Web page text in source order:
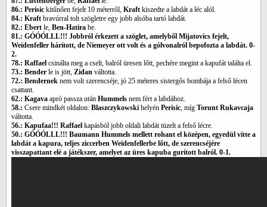
86.: Perisic kitűnően fejelt 10 méterről, Kraft kiszedte a labdát a léc alól.
84.: Kraft bravúrral tolt szögletre egy jobb alsóba tartó labdát.
82.: Ebert le, Ben-Hatira be.
81.: GÓÓÓLLL!!! Jobbról érkezett a szöglet, amelyből Mijatovics fejelt,
Weidenfeller hárított, de Niemeyer ott volt és a gólvonalról bepofozta a labdát. 0-
2.
78.: Raffael csinálta meg a cselt, balról üresen lőtt, pechére megint a kapufát találta el.
73.: Bender le is jött, Zidan váltotta.
72.: Bendernek nem volt szerencséje, jó 25 méteres sistergős bombája a felső lécen
csattant.
62.: Kagava apró passza után Hummels nem fért a labdához.
58.: Csere mindkét oldalon: Blaszczykowski helyén Perisic, míg Torunt Rukavcaja
váltotta.
56.: Kapufaa!!! Raffael kapásból jobb oldali labdát tüzelt a felső lécre.
50.: GÓÓÓLLL!!! Baumann Hummels mellett rohant el középen, egyedül vitte a
labdát a kapura, teljes ziccerben Weidenfellerbe lőtt, de szerencséjére
visszapattant elé a játékszer, amelyet az üres kapuba gurított balról. 0-1.